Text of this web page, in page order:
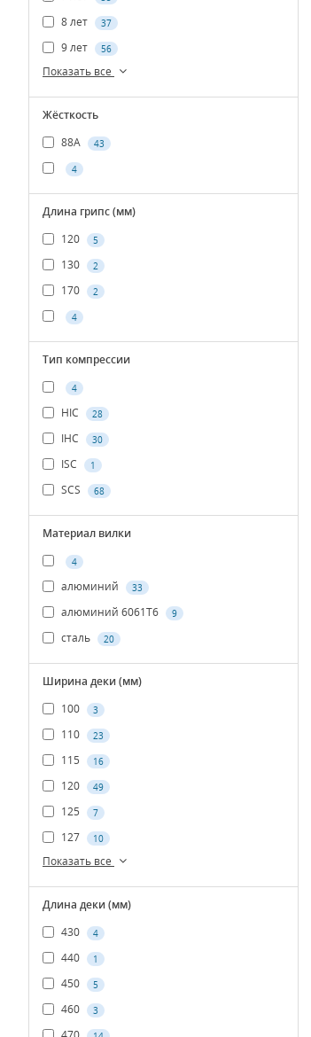
8 лет 37
9 лет 56
Показать все
Жёсткость
88А
43
4
Длина грипс (мм)
120
5
130 2
170 2
4
Тип компрессии
4
HIC 28
IHC 30
ISC 1
SCS 68
Материал вилки
4
алюминий 33
алюминий 6061T6 9
сталь 20
Ширина деки (мм)
100
3
110 23
115 16
120 49
125 7
127 10
Показать все
Длина деки (мм)
430
4
440 1
450 5
460 3